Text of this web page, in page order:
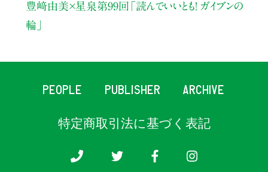
豊﨑由美×星泉 第99回「読んでいいとも！ ガイブンの
輪」
PEOPLE PUBLISHER ARCHIVE
特定商取引法に基づく表記